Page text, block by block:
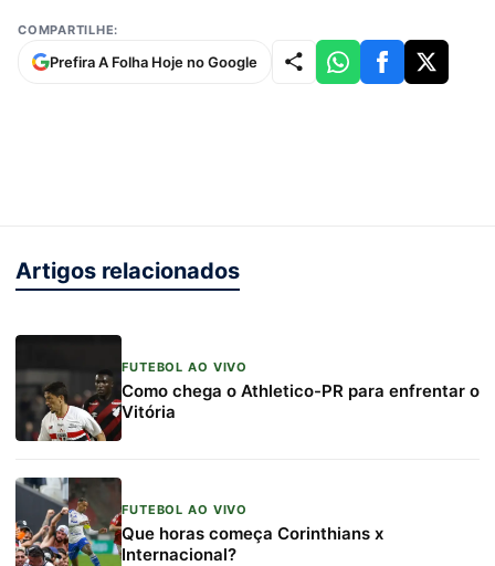
COMPARTILHE:
Prefira A Folha Hoje no Google
Artigos relacionados
FUTEBOL AO VIVO
Como chega o Athletico-PR para enfrentar o
Vitória
FUTEBOL AO VIVO
Que horas começa Corinthians x
Internacional?